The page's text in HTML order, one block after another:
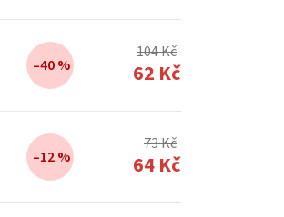
104 Kč
–40 % 62 Kč
73 Kč
–12 % 64 Kč